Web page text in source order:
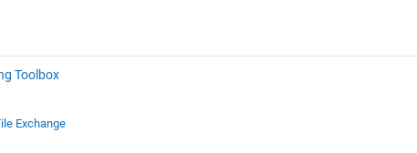
Toolbox
Exchange